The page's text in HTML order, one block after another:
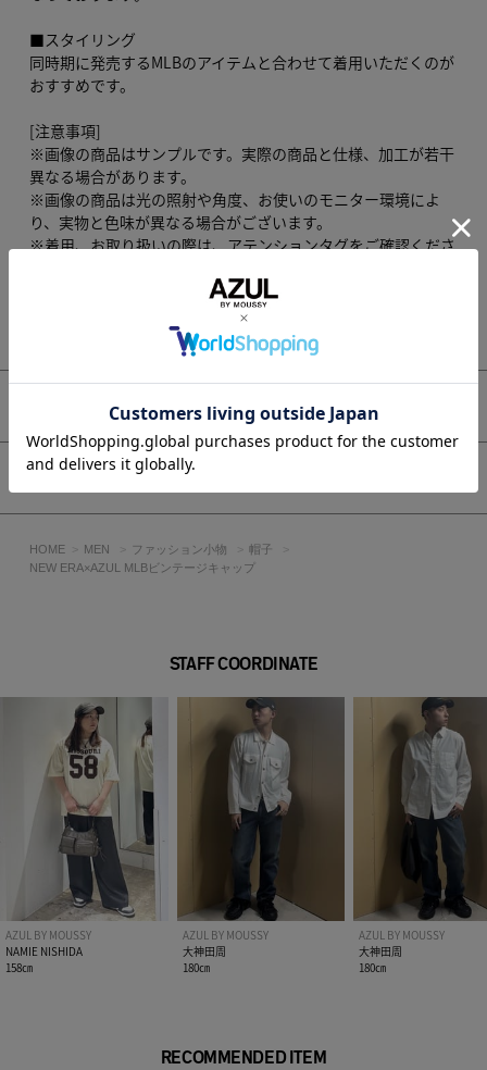
■スタイリング
同時期に発売するMLBのアイテムと合わせて着用いただくのが
おすすめです。
[注意事項]
※画像の商品はサンプルです。実際の商品と仕様、加工が若干
異なる場合があります。
※画像の商品は光の照射や角度、お使いのモニター環境によ
り、実物と色味が異なる場合がございます。
※着用、お取り扱いの際は、アテンションタグをご確認くださ
もっと見る
アイテムサイズ
HOME MEN ファッション小物
帽子
NEW ERA×AZUL MLBビンテージキャップ
STAFF COORDINATE
AZUL BY MOUSSY
NAMIE NISHIDA
158㎝
AZUL BY MOUSSY
大神田周
180㎝
AZUL BY MOUSSY
大神田周
180㎝
RECOMMENDED ITEM